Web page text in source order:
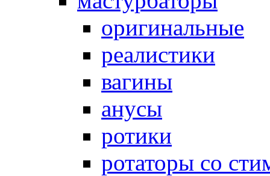
оригинальные
реалистики
вагины
анусы
ротики
ротаторы со